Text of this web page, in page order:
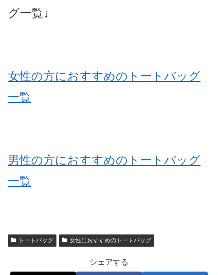
グ一覧↓
女性の方におすすめのトートバッグ
一覧
男性の方におすすめのトートバッグ
一覧
トートバッグ 女性におすすめのトートバッグ
シェアする